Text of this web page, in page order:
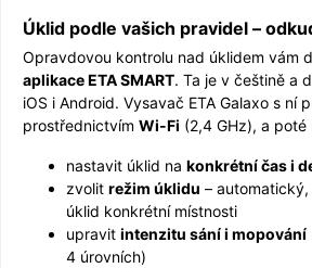
Úklid podle vašich pravidel –
Opravdovou kontrolu nad úklidem vám
aplikace ETA SMART. Ta je v češtině a
iOS i Android. Vysavač ETA Galaxo s ní
prostřednictvím Wi-Fi (2,4 GHz), a poté
nastavit úklid na konkrétní čas i
zvolit režim úklidu –
úklid konkrétní místnosti
upravit intenzitu sání i mopování
4 úrovních)